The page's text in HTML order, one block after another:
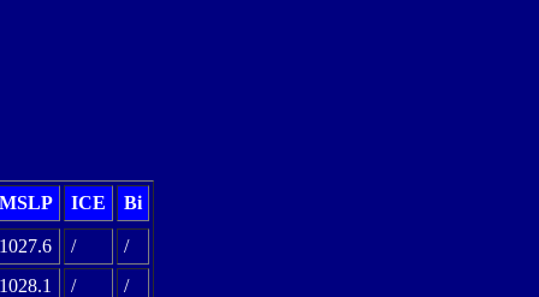
MSLP ICE Bi
1027.6 /
/
1028.1 /
/